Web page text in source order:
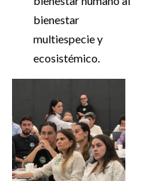
bienestar
multiespecie y
ecosistémico.